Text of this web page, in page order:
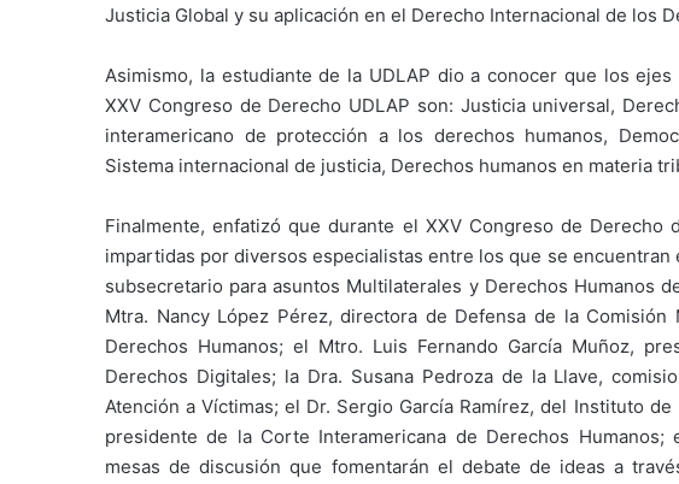
Justicia Global y su aplicación en el Derecho Internacional de los
Asimismo, la estudiante de la UDLAP dio a conocer que los
XXV Congreso de Derecho UDLAP son: Justicia universal,
interamericano de protección a los derechos humanos,
Sistema internacional de justicia, Derechos humanos en materia
Finalmente, enfatizó que durante el XXV Congreso de Derecho
impartidas por diversos especialistas entre los que se encuentran
subsecretario para asuntos Multilaterales y Derechos Humanos
Mtra. Nancy López Pérez, directora de Defensa de la
Derechos Humanos; el Mtro. Luis Fernando García Muñoz,
Derechos Digitales; la Dra. Susana Pedroza de la Llave,
Atención a Víctimas; el Dr. Sergio García Ramírez, del Instituto
presidente de la Corte Interamericana de Derechos Humanos;
mesas de discusión que fomentarán el debate de ideas a